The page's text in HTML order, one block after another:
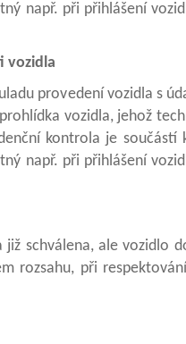
např. při přihlášení
vozidla
provedení vozidla s
vozidla, jehož
kontrola je součástí
např. při přihlášení
schválena, ale vozidlo
rozsahu, při